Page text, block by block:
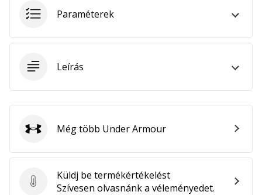
Minden cikkParaméterek
Leírás
Küldj be termékértékelést
Küldj be termékértékelést
Szívesen olvasnánk a véleményedet.
Under Armour
Még több Under Armour